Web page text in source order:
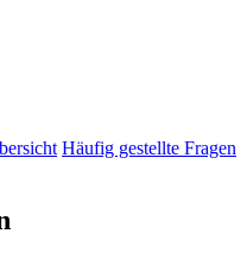
Häufig gestellte Fragen